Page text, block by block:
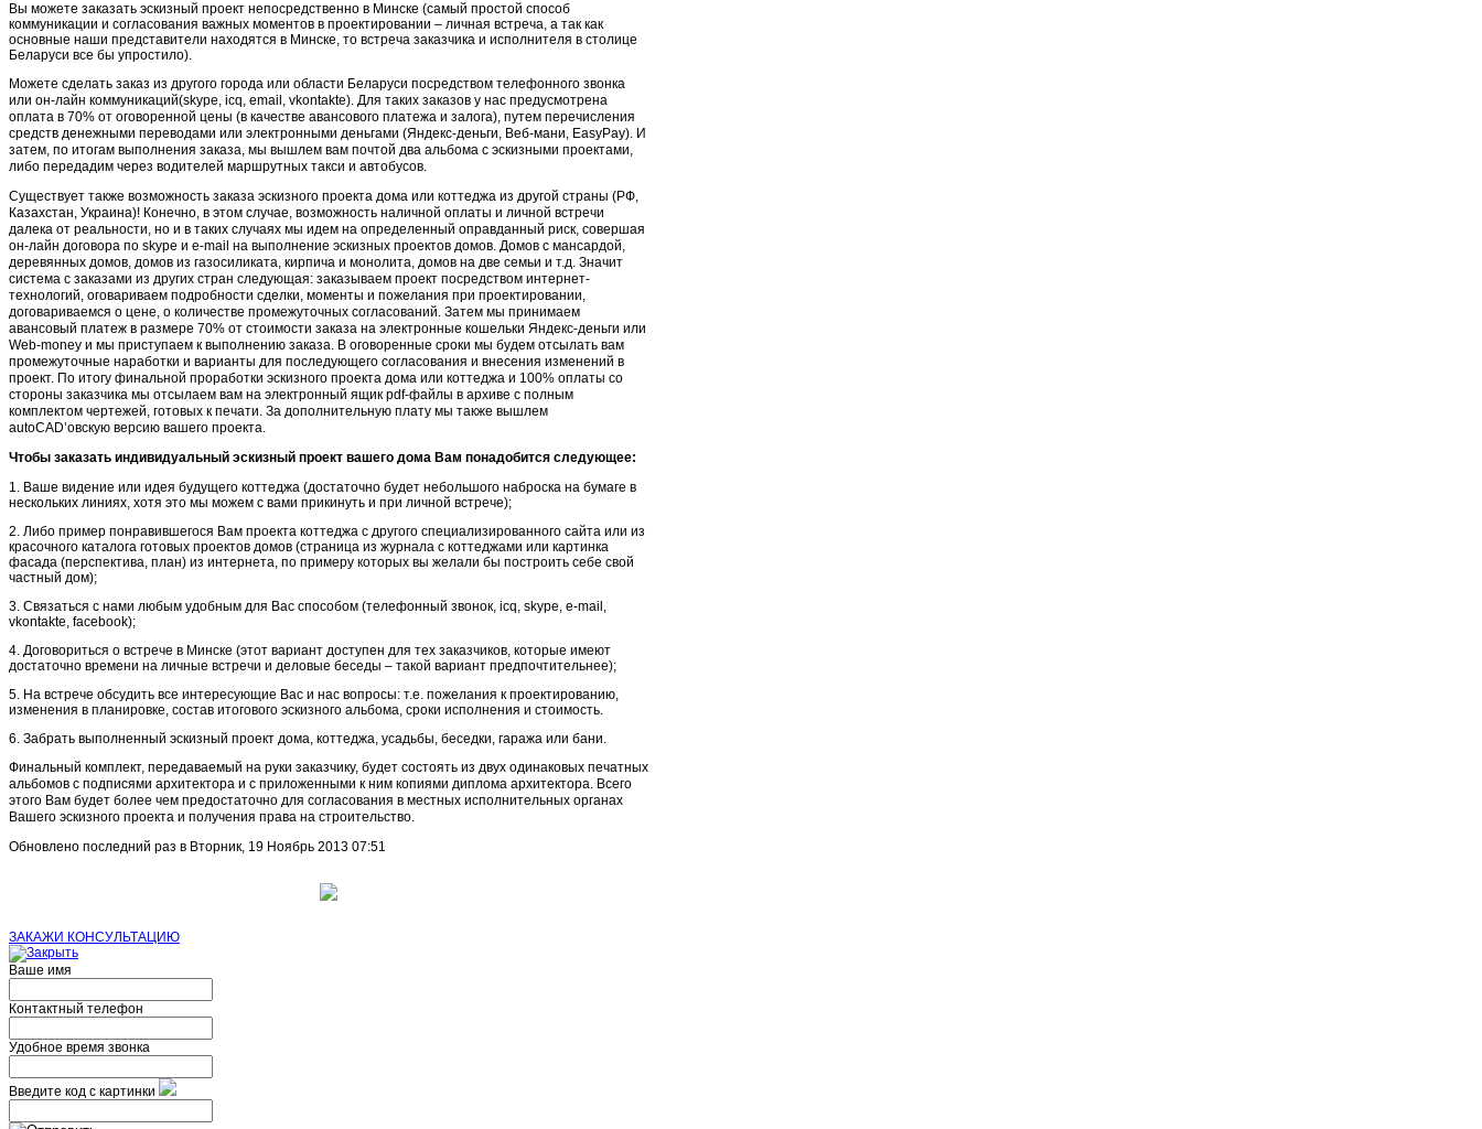
Проекты двухквартирных домов
Проекты двухквартирных домов
Проекты усадебных домов
Проекты усадебных домов
Проекты деревянных домов
Проекты деревянных домов
Вы можете заказать эскизный проект непосредственно в Минске (самый простой способ
коммуникации и согласования важных моментов в проектировании – личная встреча, а так как
основные наши представители находятся в Минске, то встреча заказчика и исполнителя в столице
Беларуси все бы упростило).
Можете сделать заказ из другого города или области Беларуси посредством телефонного звонка
или он-лайн коммуникаций(skype, icq, email, vkontakte). Для таких заказов у нас предусмотрена
оплата в 70% от оговоренной цены (в качестве авансового платежа и залога), путем перечисления
средств денежными переводами или электронными деньгами (Яндекс-деньги, Веб-мани, EasyPay). И
затем, по итогам выполнения заказа, мы вышлем вам почтой два альбома с эскизными проектами,
либо передадим через водителей маршрутных такси и автобусов.
Существует также возможность заказа эскизного проекта дома или коттеджа из другой страны (РФ,
Казахстан, Украина)! Конечно, в этом случае, возможность наличной оплаты и личной встречи
далека от реальности, но и в таких случаях мы идем на определенный оправданный риск, совершая
он-лайн договора по skype и e-mail на выполнение эскизных проектов домов. Домов с мансардой,
деревянных домов, домов из газосиликата, кирпича и монолита, домов на две семьи и т.д. Значит
система с заказами из других стран следующая: заказываем проект посредством интернет-
технологий, оговариваем подробности сделки, моменты и пожелания при проектировании,
договариваемся о цене, о количестве промежуточных согласований. Затем мы принимаем
авансовый платеж в размере 70% от стоимости заказа на электронные кошельки Яндекс-деньги или
Web-money и мы приступаем к выполнению заказа. В оговоренные сроки мы будем отсылать вам
промежуточные наработки и варианты для последующего согласования и внесения изменений в
проект. По итогу финальной проработки эскизного проекта дома или коттеджа и 100% оплаты со
стороны заказчика мы отсылаем вам на электронный ящик pdf-файлы в архиве с полным
комплектом чертежей, готовых к печати. За дополнительную плату мы также вышлем
autoCAD’овскую версию вашего проекта.
Чтобы заказать индивидуальный эскизный проект вашего дома Вам понадобится следующее:
1. Ваше видение или идея будущего коттеджа (достаточно будет небольшого наброска на бумаге в
нескольких линиях, хотя это мы можем с вами прикинуть и при личной встрече);
2. Либо пример понравившегося Вам проекта коттеджа с другого специализированного сайта или из
красочного каталога готовых проектов домов (страница из журнала с коттеджами или картинка
фасада (перспектива, план) из интернета, по примеру которых вы желали бы построить себе свой
частный дом);
3. Связаться с нами любым удобным для Вас способом (телефонный звонок, icq, skype, e-mail,
vkontakte, facebook);
4. Договориться о встрече в Минске (этот вариант доступен для тех заказчиков, которые имеют
достаточно времени на личные встречи и деловые беседы – такой вариант предпочтительнее);
5. На встрече обсудить все интересующие Вас и нас вопросы: т.е. пожелания к проектированию,
изменения в планировке, состав итогового эскизного альбома, сроки исполнения и стоимость.
6. Забрать выполненный эскизный проект дома, коттеджа, усадьбы, беседки, гаража или бани.
Финальный комплект, передаваемый на руки заказчику, будет состоять из двух одинаковых печатных
альбомов с подписями архитектора и с приложенными к ним копиями диплома архитектора. Всего
этого Вам будет более чем предостаточно для согласования в местных исполнительных органах
Вашего эскизного проекта и получения права на строительство.
Обновлено последний раз в Вторник, 19 Ноябрь 2013 07:51
ЗАКАЖИ КОНСУЛЬТАЦИЮ
Ваше имя
Контактный телефон
Удобное время звонка
Введите код с картинки